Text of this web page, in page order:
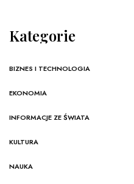
Kategorie
BIZNES I TECHNOLOGIA
EKONOMIA
INFORMACJE ZE ŚWIATA
KULTURA
NAUKA